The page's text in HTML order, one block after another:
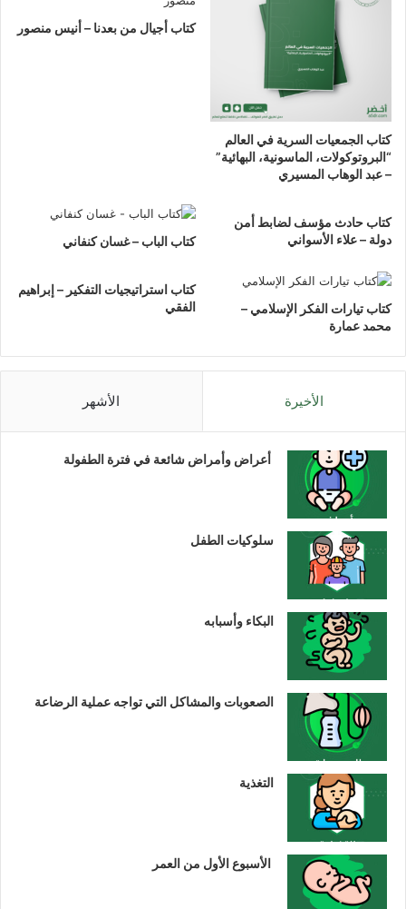
كتاب الجمعيات السرية في العالم
“البروتوكولات، الماسونية، البهائية”
– عبد الوهاب المسيري
كتاب أجيال من بعدنا – أنيس منصور
كتاب حادث مؤسف لضابط أمن
دولة – علاء الأسواني
كتاب الباب – غسان كنفاني
كتاب تيارات الفكر الإسلامي –
محمد عمارة
كتاب استراتيجيات التفكير – إبراهيم
الفقي
الأخيرة الأشهر
أعراض وأمراض شائعة في فترة الطفولة
سلوكيات الطفل
البكاء وأسبابه
الصعوبات والمشاكل التي تواجه عملية الرضاعة
التغذية
الأسبوع الأول من العمر